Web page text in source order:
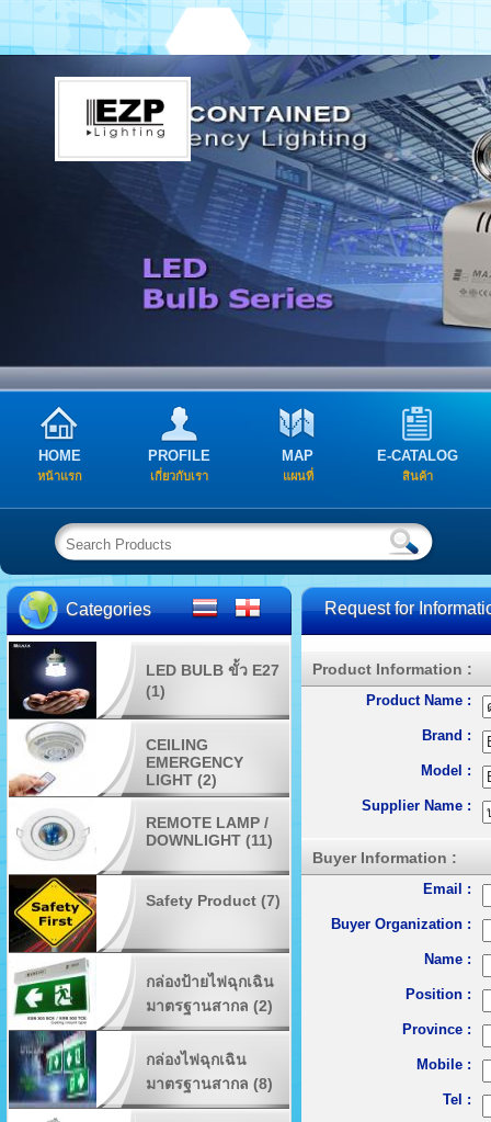
HOME
หน้าแรก
PROFILE
เกี่ยวกับเรา
MAP
แผนที่
E-CATALOG
สินค้า
Request for
Product Information :
Product Name :
Brand :
Model :
Supplier Name :
Buyer Information :
Email :
Buyer Organization :
Name :
Position :
Province :
Mobile :
Tel :
Categories
LED BULB ขั้ว E27
(1)
CEILING
EMERGENCY
LIGHT (2)
REMOTE LAMP /
DOWNLIGHT (11)
Safety Product (7)
กล่องป้ายไฟฉุกเฉิน
มาตรฐานสากล (2)
กล่องไฟฉุกเฉิน
มาตรฐานสากล (8)